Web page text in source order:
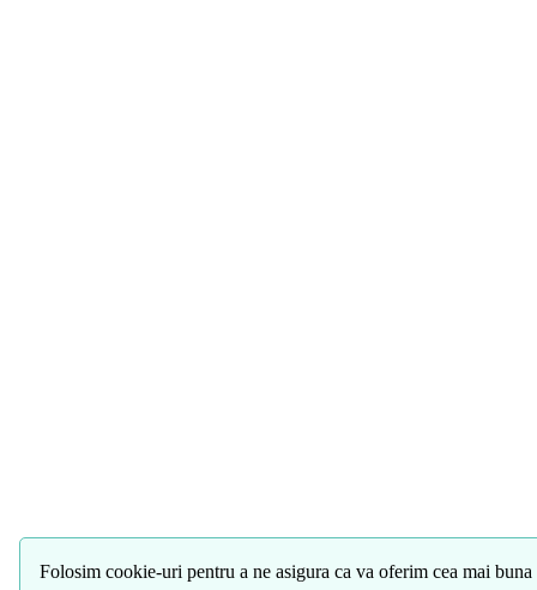
Folosim cookie-uri pentru a ne asigura ca va oferim cea mai